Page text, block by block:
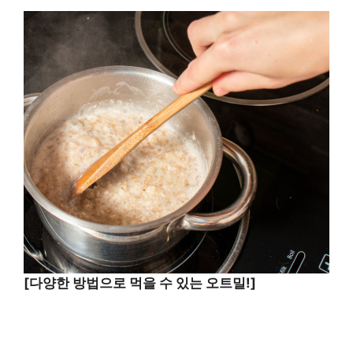
[다양한 방법으로 먹을 수 있는 오트밀!]